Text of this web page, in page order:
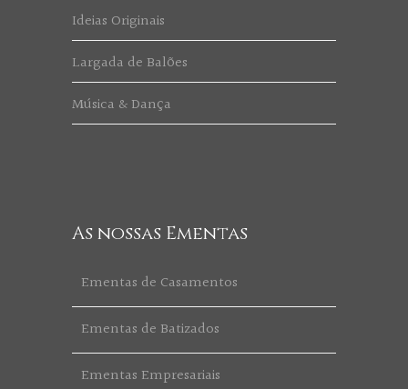
Ideias Originais
Largada de Balões
Música & Dança
As nossas Ementas
Ementas de Casamentos
Ementas de Batizados
Ementas Empresariais